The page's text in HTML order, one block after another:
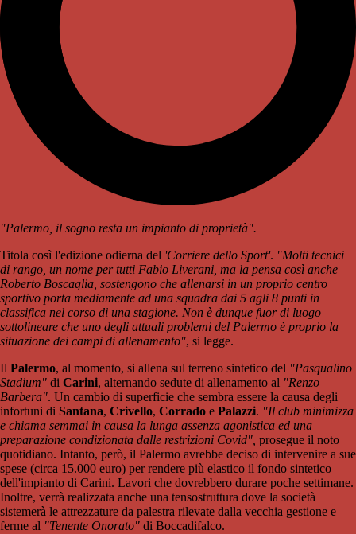
"Palermo, il sogno resta un impianto di proprietà".
Titola così l'edizione odierna del 'Corriere dello Sport'. "Molti tecnici
di rango, un nome per tutti Fabio Liverani, ma la pensa così anche
Roberto Boscaglia, sostengono che allenarsi in un proprio centro
sportivo porta mediamente ad una squadra dai 5 agli 8 punti in
classifica nel corso di una stagione. Non è dunque fuor di luogo
sottolineare che uno degli attuali problemi del Palermo è proprio la
situazione dei campi di allenamento", si legge.
Il Palermo, al momento, si allena sul terreno sintetico del "Pasqualino
Stadium" di Carini, alternando sedute di allenamento al "Renzo
Barbera". Un cambio di superficie che sembra essere la causa degli
infortuni di Santana, Crivello, Corrado e Palazzi. "Il club minimizza
e chiama semmai in causa la lunga assenza agonistica ed una
preparazione condizionata dalle restrizioni Covid", prosegue il noto
quotidiano. Intanto, però, il Palermo avrebbe deciso di intervenire a sue
spese (circa 15.000 euro) per rendere più elastico il fondo sintetico
dell'impianto di Carini. Lavori che dovrebbero durare poche settimane.
Inoltre, verrà realizzata anche una tensostruttura dove la società
sistemerà le attrezzature da palestra rilevate dalla vecchia gestione e
ferme al "Tenente Onorato" di Boccadifalco.